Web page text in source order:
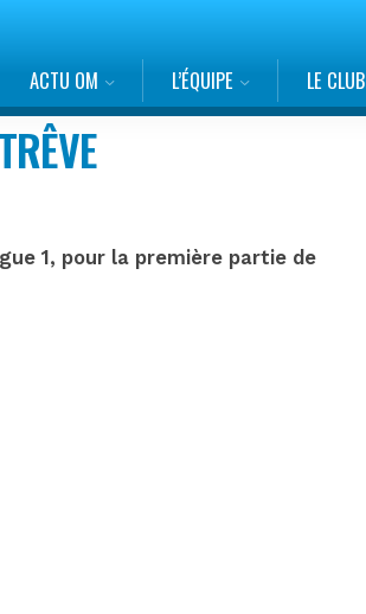
ACTU OM L’ÉQUIPE LE CLUB
1, pour la première partie de